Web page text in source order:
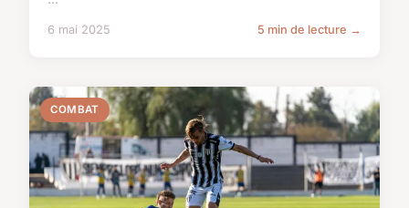
6 mai 2025 5 min de lecture →
COMBAT